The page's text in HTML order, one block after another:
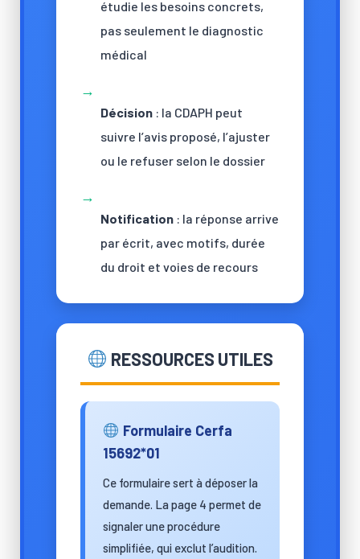
étudie les besoins concrets,
pas seulement le diagnostic
médical
→
Décision : la CDAPH peut
suivre l’avis proposé, l’ajuster
ou le refuser selon le dossier
→
Notification : la réponse arrive
par écrit, avec motifs, durée
du droit et voies de recours
RESSOURCES UTILES
Formulaire Cerfa
15692*01
Ce formulaire sert à déposer la
demande. La page 4 permet de
signaler une procédure
simplifiée, qui exclut l’audition.